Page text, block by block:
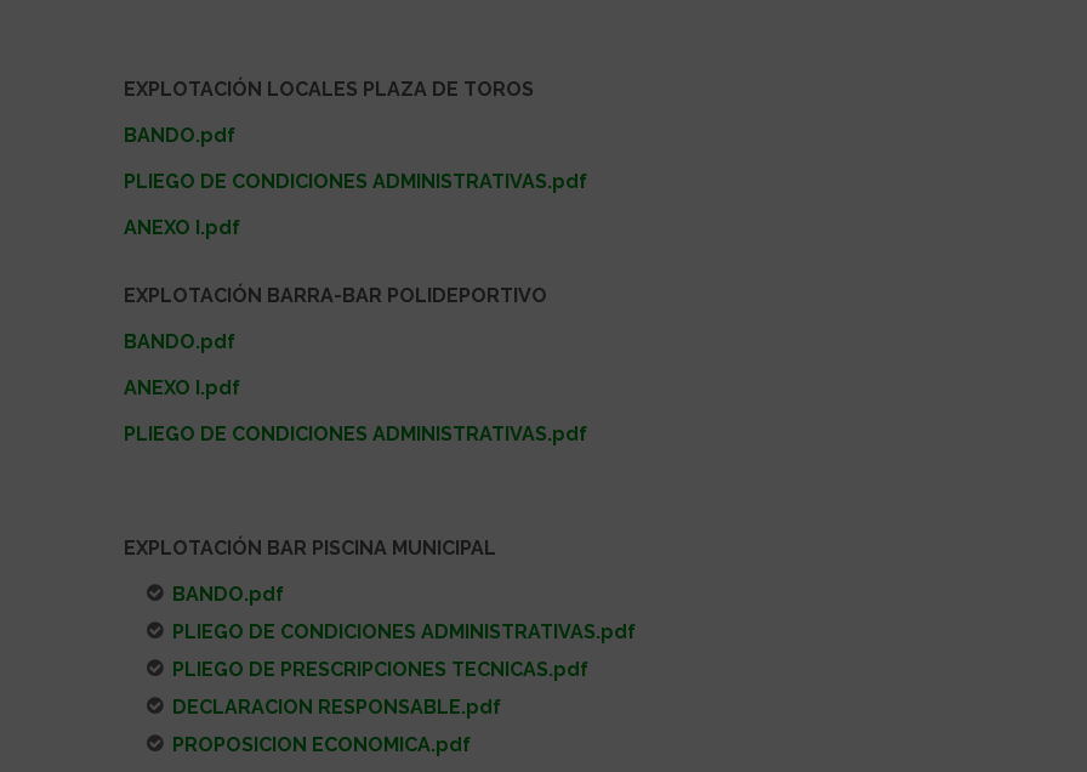
EXPLOTACIÓN LOCALES PLAZA DE TOROS
BANDO.pdf
PLIEGO DE CONDICIONES ADMINISTRATIVAS.pdf
ANEXO I.pdf
EXPLOTACIÓN BARRA-BAR POLIDEPORTIVO
BANDO.pdf
ANEXO I.pdf
PLIEGO DE CONDICIONES ADMINISTRATIVAS.pdf
EXPLOTACIÓN BAR PISCINA MUNICIPAL
BANDO.pdf
PLIEGO DE CONDICIONES ADMINISTRATIVAS.pdf
PLIEGO DE PRESCRIPCIONES TECNICAS.pdf
DECLARACION RESPONSABLE.pdf
PROPOSICION ECONOMICA.pdf